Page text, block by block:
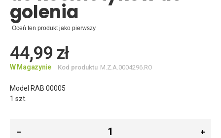
golenia
Oceń ten produkt jako pierwszy
44,99 zł
W Magazynie Kod produktu M.Z.A.0004296.RO
Model RAB 00005
1 szt.